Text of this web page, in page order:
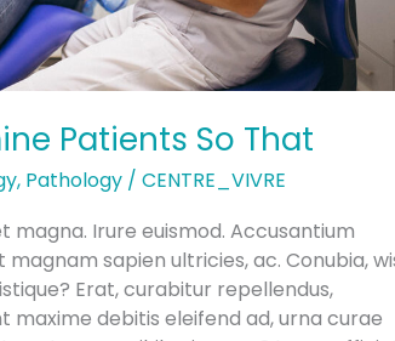
Patients So That
, Pathology/ CENTRE_VIVRE
Irure euismod. Accusantium
sapien ultricies, ac. Conubia,
Erat, curabitur repellendus,
debitis eleifend ad, urna curae